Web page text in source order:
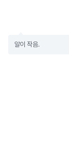
알이 작음.